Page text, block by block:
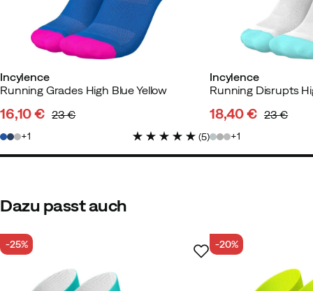
Incylence
Running Grades High Blue Yellow
price
16,10 €
price
23 €
1 (5)
Incylence
Running Disrupts
price
18,40 €
price
23 €
1
Dazu passt auch
-25% -20%